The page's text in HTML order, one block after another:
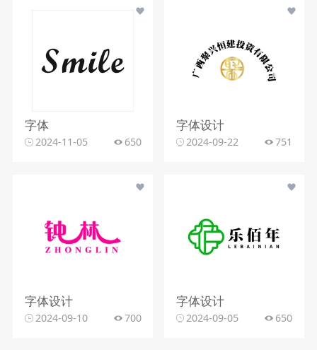
字体
2024-11-05 650
字体设计
2024-09-22 751
字体设计
2024-09-10 700
字体设计
2024-09-05 650